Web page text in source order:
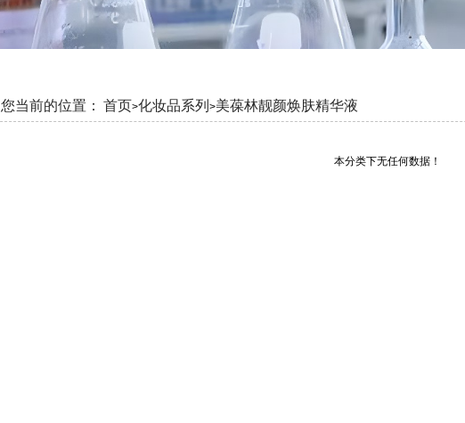
您当前的位置： 首页>化妆品系列 >美葆林靓颜焕肤精华液
本分类下无任何数据！